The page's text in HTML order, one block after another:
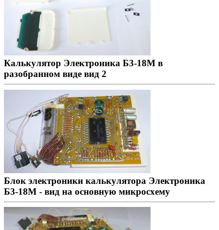
Калькулятор Электроника Б3-18М в
разобранном виде вид 2
Блок электроники калькулятора Электроника
Б3-18М - вид на основную микросхему